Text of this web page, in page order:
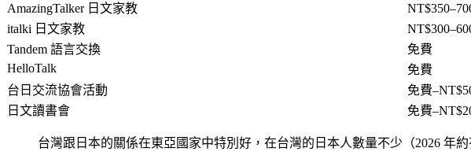
AmazingTalker 日文家教
italki 日文家教
Tandem 語言交換
免費
HelloTalk
免費
台日交流協會活動
免費
日文讀書會
免費
台灣跟日本的關係在東亞國家中特別好，在台灣的日本人數量不少（2026 年